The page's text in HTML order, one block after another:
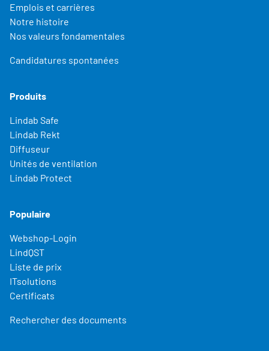
Emplois et carrières
Notre histoire
Nos valeurs fondamentales
Candidatures spontanées
Produits
Lindab Safe
Lindab Rekt
Diffuseur
Unités de ventilation
Lindab Protect
Populaire
Webshop-Login
LindQST
Liste de prix
ITsolutions
Certificats
Rechercher des documents